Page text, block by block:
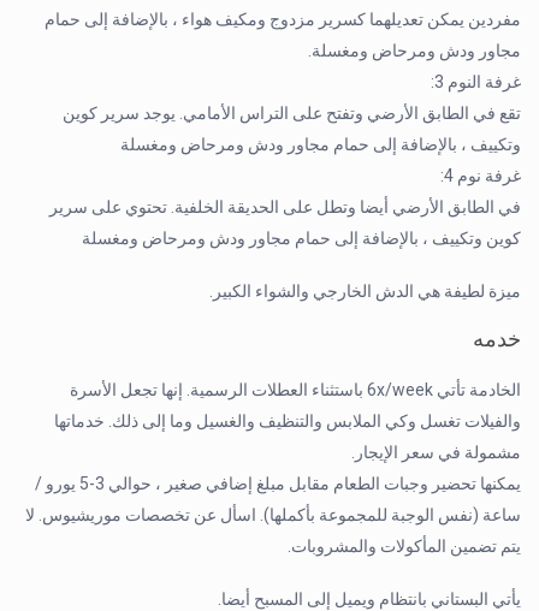
مفردين يمكن تعديلهما كسرير مزدوج ومكيف هواء ، بالإضافة إلى حمام
مجاور ودش ومرحاض ومغسلة.
غرفة النوم 3:
تقع في الطابق الأرضي وتفتح على التراس الأمامي. يوجد سرير كوين
وتكييف ، بالإضافة إلى حمام مجاور ودش ومرحاض ومغسلة
غرفة نوم 4:
في الطابق الأرضي أيضا وتطل على الحديقة الخلفية. تحتوي على سرير
كوين وتكييف ، بالإضافة إلى حمام مجاور ودش ومرحاض ومغسلة
ميزة لطيفة هي الدش الخارجي والشواء الكبير.
خدمه
الخادمة تأتي 6x/week باستثناء العطلات الرسمية. إنها تجعل الأسرة
والفيلات تغسل وكي الملابس والتنظيف والغسيل وما إلى ذلك. خدماتها
مشمولة في سعر الإيجار.
يمكنها تحضير وجبات الطعام مقابل مبلغ إضافي صغير ، حوالي 3-5 يورو /
ساعة (نفس الوجبة للمجموعة بأكملها). اسأل عن تخصصات موريشيوس. لا
يتم تضمين المأكولات والمشروبات.
يأتي البستاني بانتظام ويميل إلى المسبح أيضا.